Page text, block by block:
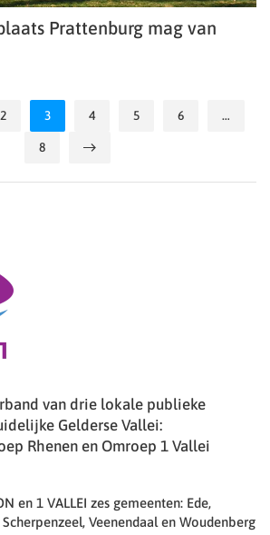
Prattenburg mag van
2 3 4 5 6 …
8
van drie lokale publieke
Gelderse Vallei:
Rhenen en Omroep 1 Vallei
en 1 VALLEI zes gemeenten: Ede,
Scherpenzeel, Veenendaal en Woudenberg